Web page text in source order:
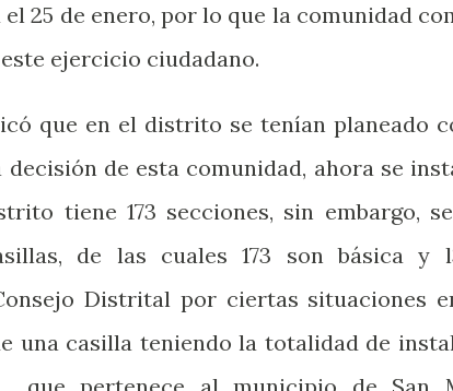
25 de enero, por lo que la comunidad
ejercicio ciudadano.
que en el distrito se tenían planeado
decisión de esta comunidad, ahora se
tiene 173 secciones, sin embargo,
de las cuales 173 son básica y
Distrital por ciertas situaciones
una casilla teniendo la totalidad de